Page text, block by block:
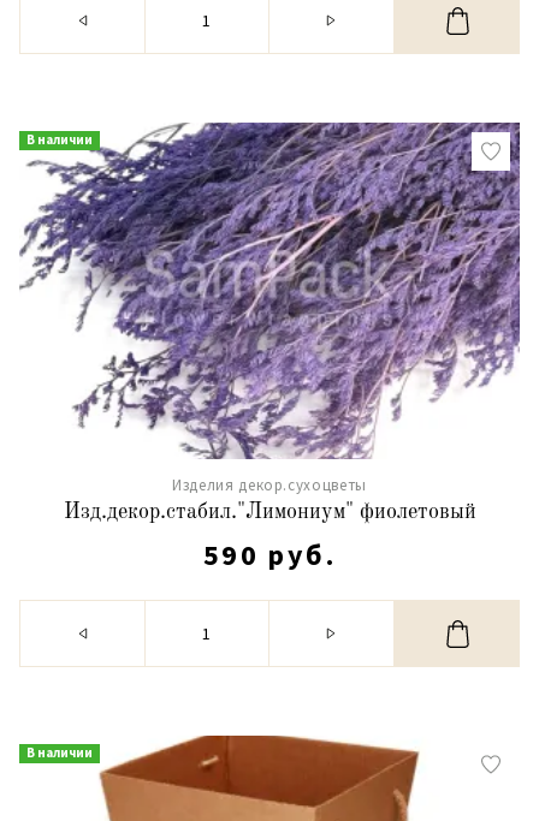
В наличии
Изделия декор.сухоцветы
Изд.декор.стабил."Лимониум" фиолетовый
590 руб.
В наличии